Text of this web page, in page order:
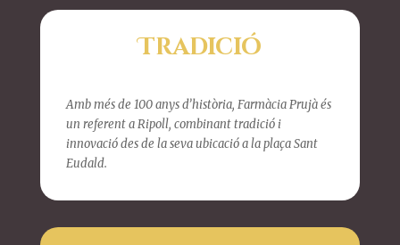
Tradició
Amb més de 100 anys d’història, Farmàcia Prujà és
un referent a Ripoll, combinant tradició i
innovació des de la seva ubicació a la plaça Sant
Eudald.